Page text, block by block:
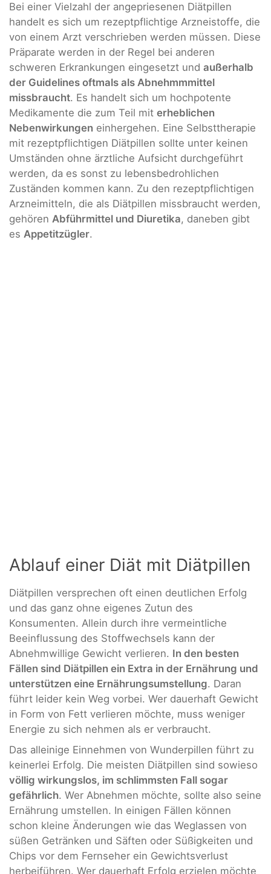
Bei einer Vielzahl der angepriesenen Diätpillen
handelt es sich um rezeptpflichtige Arzneistoffe, die
von einem Arzt verschrieben werden müssen. Diese
Präparate werden in der Regel bei anderen
schweren Erkrankungen eingesetzt und außerhalb
der Guidelines oftmals als Abnehmmmittel
missbraucht. Es handelt sich um hochpotente
Medikamente die zum Teil mit erheblichen
Nebenwirkungen einhergehen. Eine Selbsttherapie
mit rezeptpflichtigen Diätpillen sollte unter keinen
Umständen ohne ärztliche Aufsicht durchgeführt
werden, da es sonst zu lebensbedrohlichen
Zuständen kommen kann. Zu den rezeptpflichtigen
Arzneimitteln, die als Diätpillen missbraucht werden,
gehören Abführmittel und Diuretika, daneben gibt
es Appetitzügler.
Ablauf einer Diät mit Diätpillen
Diätpillen versprechen oft einen deutlichen Erfolg
und das ganz ohne eigenes Zutun des
Konsumenten. Allein durch ihre vermeintliche
Beeinflussung des Stoffwechsels kann der
Abnehmwillige Gewicht verlieren. In den besten
Fällen sind Diätpillen ein Extra in der Ernährung und
unterstützen eine Ernährungsumstellung. Daran
führt leider kein Weg vorbei. Wer dauerhaft Gewicht
in Form von Fett verlieren möchte, muss weniger
Energie zu sich nehmen als er verbraucht.
Das alleinige Einnehmen von Wunderpillen führt zu
keinerlei Erfolg. Die meisten Diätpillen sind sowieso
völlig wirkungslos, im schlimmsten Fall sogar
gefährlich. Wer Abnehmen möchte, sollte also seine
Ernährung umstellen. In einigen Fällen können
schon kleine Änderungen wie das Weglassen von
süßen Getränken und Säften oder Süßigkeiten und
Chips vor dem Fernseher ein Gewichtsverlust
herbeiführen. Wer dauerhaft Erfolg erzielen möchte